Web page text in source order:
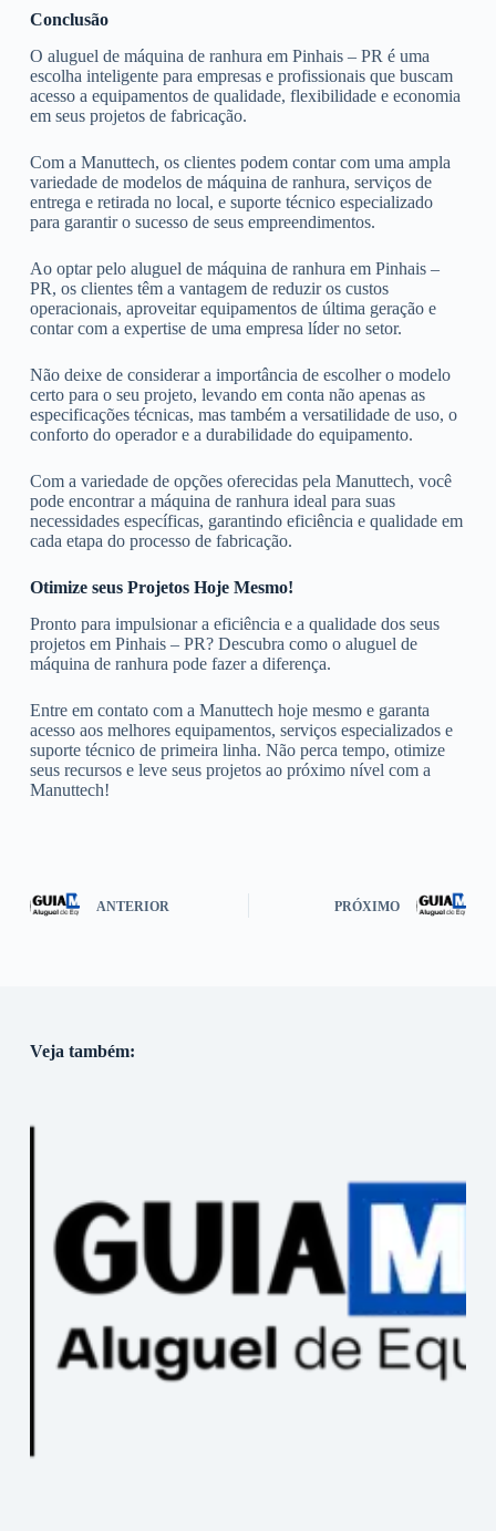
Conclusão
O aluguel de máquina de ranhura em Pinhais – PR é uma
escolha inteligente para empresas e profissionais que buscam
acesso a equipamentos de qualidade, flexibilidade e economia
em seus projetos de fabricação.
Com a Manuttech, os clientes podem contar com uma ampla
variedade de modelos de máquina de ranhura, serviços de
entrega e retirada no local, e suporte técnico especializado
para garantir o sucesso de seus empreendimentos.
Ao optar pelo aluguel de máquina de ranhura em Pinhais –
PR, os clientes têm a vantagem de reduzir os custos
operacionais, aproveitar equipamentos de última geração e
contar com a expertise de uma empresa líder no setor.
Não deixe de considerar a importância de escolher o modelo
certo para o seu projeto, levando em conta não apenas as
especificações técnicas, mas também a versatilidade de uso, o
conforto do operador e a durabilidade do equipamento.
Com a variedade de opções oferecidas pela Manuttech, você
pode encontrar a máquina de ranhura ideal para suas
necessidades específicas, garantindo eficiência e qualidade em
cada etapa do processo de fabricação.
Otimize seus Projetos Hoje Mesmo!
Pronto para impulsionar a eficiência e a qualidade dos seus
projetos em Pinhais – PR? Descubra como o aluguel de
máquina de ranhura pode fazer a diferença.
Entre em contato com a Manuttech hoje mesmo e garanta
acesso aos melhores equipamentos, serviços especializados e
suporte técnico de primeira linha. Não perca tempo, otimize
seus recursos e leve seus projetos ao próximo nível com a
Manuttech!
ANTERIOR PRÓXIMO
Veja também: